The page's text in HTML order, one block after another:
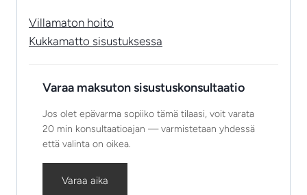
Villamaton hoito
Kukkamatto sisustuksessa
Varaa maksuton sisustuskonsultaatio
Jos olet epävarma sopiiko tämä tilaasi, voit varata
20 min konsultaatioajan — varmistetaan yhdessä
että valinta on oikea.
Varaa aika